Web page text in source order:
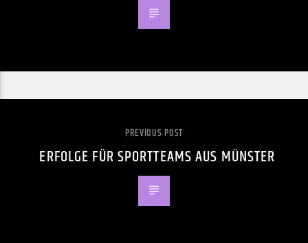
PREVIOUS POST
ERFOLGE FÜR SPORTTEAMS AUS MÜNSTER